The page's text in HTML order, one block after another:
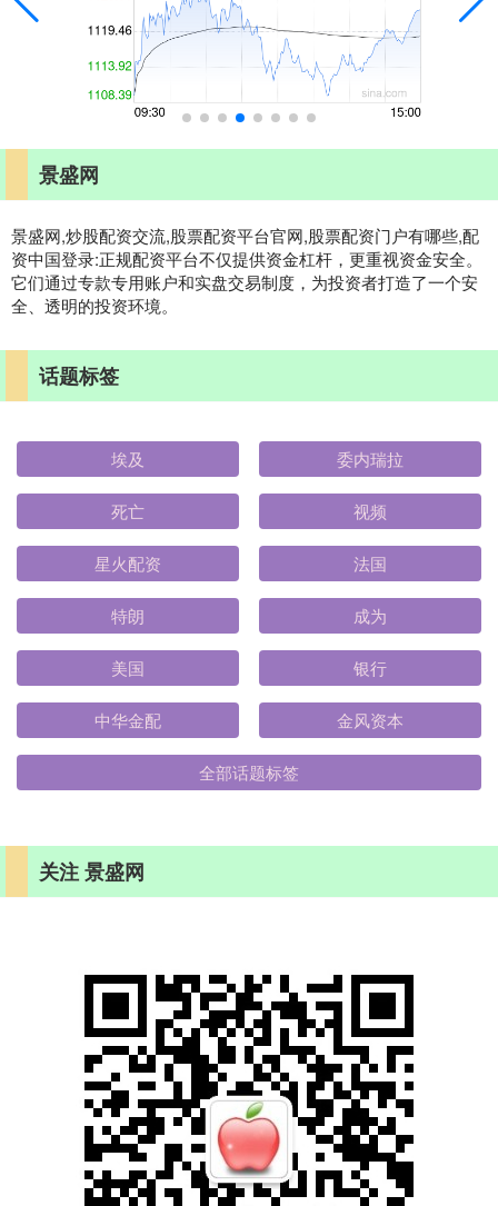
景盛网
景盛网,炒股配资交流,股票配资平台官网,股票配资门户有哪些,配
资中国登录:正规配资平台不仅提供资金杠杆，更重视资金安全。
它们通过专款专用账户和实盘交易制度，为投资者打造了一个安
全、透明的投资环境。
话题标签
埃及 委内瑞拉
死亡 视频
星火配资 法国
特朗 成为
美国 银行
中华金配 金风资本
全部话题标签
关注 景盛网